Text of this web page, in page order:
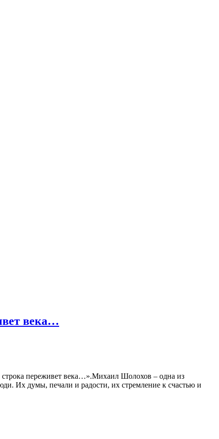
века…
переживет века…».Михаил Шолохов – одна из
Их думы, печали и радости, их стремление к счастью и